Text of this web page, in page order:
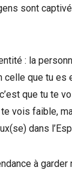
sont
: la
celle que tu es
que tu te
vois faible,
dans
à